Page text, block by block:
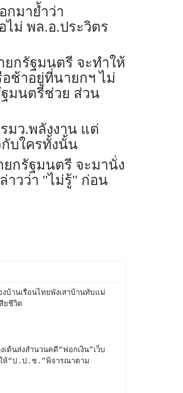
กมาย้ำว่า
ไม่ พล.อ.ประวิตร
กรัฐมนตรี จะทำให้
ช้าอยู่ที่นายกฯ ไม่
มนตรีช่วย ส่วน
มว.พลังงาน แต่
บใครทั้งนั้น
กรัฐมนตรี จะมานั่ง
าวว่า "ไม่รู้" ก่อน
บ้านเรือนไทยพังเสาบ้านทับแม่
ยชีวิต
เต้นส่งสำนวนคดี“ฟอกเงิน”เว็บ
ห้“ป.ป.ช.”พิจารณาตาม